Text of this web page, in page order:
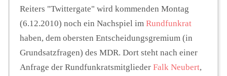
Reiters "Twittergate" wird kommenden Montag
(6.12.2010) noch ein Nachspiel im Rundfunkrat
haben, dem obersten Entscheidungsgremium (in
Grundsatzfragen) des MDR. Dort steht nach einer
Anfrage der Rundfunkratsmitglieder Falk Neubert,